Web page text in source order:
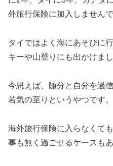
外旅行保険に加入しませんで
タイではよく海にあそびに
キーや山登りにも出かけまし
今思えば、随分と自分を過
若気の至りというやつです。
海外旅行保険に入らなくて
事も無く過ごせるケースも